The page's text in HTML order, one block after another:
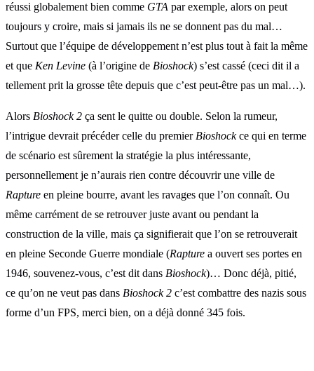
réussi globalement bien comme GTA par exemple, alors on peut
toujours y croire, mais si jamais ils ne se donnent pas du mal…
Surtout que l’équipe de développement n’est plus tout à fait la même
et que Ken Levine (à l’origine de Bioshock) s’est cassé (ceci dit il a
tellement prit la grosse tête depuis que c’est peut-être pas un mal…).
Alors Bioshock 2 ça sent le quitte ou double. Selon la rumeur,
l’intrigue devrait précéder celle du premier Bioshockce qui en terme
de scénario est sûrement la stratégie la plus intéressante,
personnellement je n’aurais rien contre découvrir une ville de
Rapture en pleine bourre, avant les ravages que l’on connaît. Ou
même carrément de se retrouver juste avant ou pendant la
construction de la ville, mais ça signifierait que l’on se retrouverait
en pleine Seconde Guerre mondiale (Rapture a ouvert ses portes en
1946, souvenez-vous, c’est dit dans Bioshock)… Donc déjà, pitié,
ce qu’on ne veut pas dans Bioshock 2 c’est combattre des nazis sous
forme d’un FPS, merci bien, on a déjà donné 345 fois.